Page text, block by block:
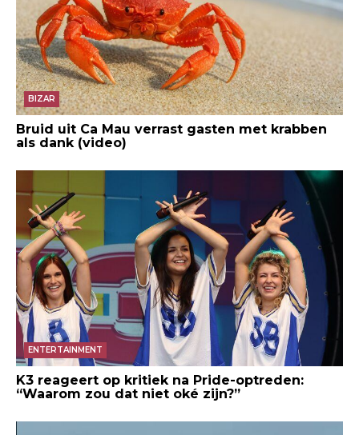
BIZAR
Bruid uit Ca Mau verrast gasten met krabben
als dank (video)
ENTERTAINMENT
K3 reageert op kritiek na Pride-optreden:
“Waarom zou dat niet oké zijn?”